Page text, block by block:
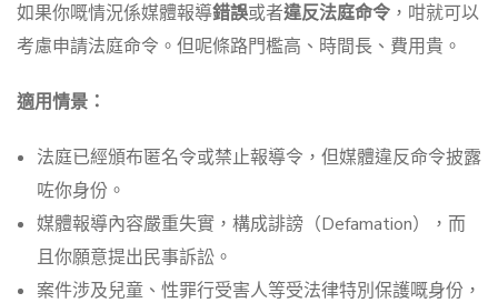
如果你嘅情況係媒體報導錯誤或者違反法庭命令 ，咁就可以
考慮申請法庭命令。但呢條路門檻高、時間長、費用貴。
適用情景：
法庭已經頒布匿名令或禁止報導令，但媒體違反命令披露
咗你身份。
媒體報導內容嚴重失實，構成誹謗（Defamation），而
且你願意提出民事訴訟。
案件涉及兒童、性罪行受害人等受法律特別保護嘅身份，